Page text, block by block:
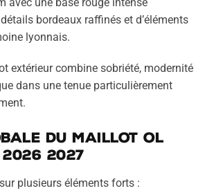
avec une base rouge intense
bordeaux raffinés et d’éléments
lyonnais.
extérieur combine sobriété, modernité
dans une tenue particulièrement
du maillot OL
2027
plusieurs éléments forts :